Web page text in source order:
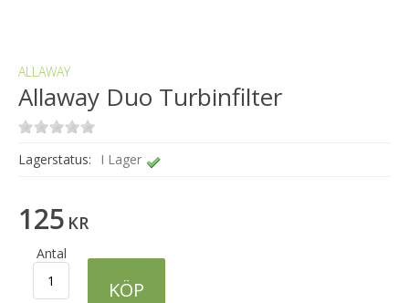
ALLAWAY
Allaway Duo Turbinfilter
Lagerstatus: I Lager
125 KR
Antal
KÖP